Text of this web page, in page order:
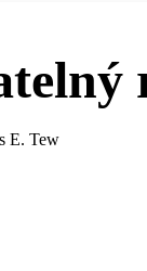
E. Tew